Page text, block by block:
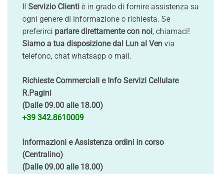
Servizio Clienti è in grado di fornire assistenza su
ogni genere di informazione o richiesta. Se
preferirci parlare direttamente con noi, chiamaci!
Siamo a tua disposizione dal Lun al Ven via
telefono, chat whatsapp o mail.
Richieste Commerciali e Info Servizi Cellulare
R.Pagini
(Dalle 09.00 alle 18.00)
+39 342.8610009
Informazioni e Assistenza ordini in corso
(Centralino)
(Dalle 09.00 alle 18.00)